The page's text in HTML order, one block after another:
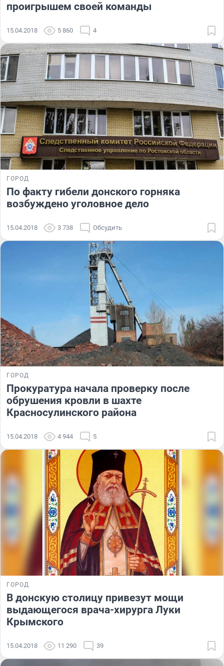
проигрышем своей команды
15.04.2018 5 860 4
ГОРОД
По факту гибели донского горняка
возбуждено уголовное дело
15.04.2018 3 738 Обсудить
ГОРОД
Прокуратура начала проверку после
обрушения кровли в шахте
Красносулинского района
15.04.2018 4 944 5
ГОРОД
В донскую столицу привезут мощи
выдающегося врача-хирурга Луки
Крымского
15.04.2018 11 290 39